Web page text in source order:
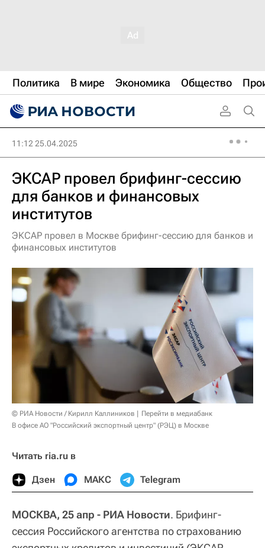
Политика В мире Экономика Общество
11:12 25.04.2025
ЭКСАР провел брифинг-сессию
для банков и финансовых
институтов
ЭКСАР провел в Москве брифинг-сессию для банков и
финансовых институтов
© РИА Новости / Кирилл Каллиников
Перейти в медиабанк
В офисе АО "Российский экспортный центр" (РЭЦ) в Москве
Читать ria.ru в
Дзен МАКС Telegram
МОСКВА, 25 апр - РИА Новости. Брифинг-
сессия Российского агентства по страхованию